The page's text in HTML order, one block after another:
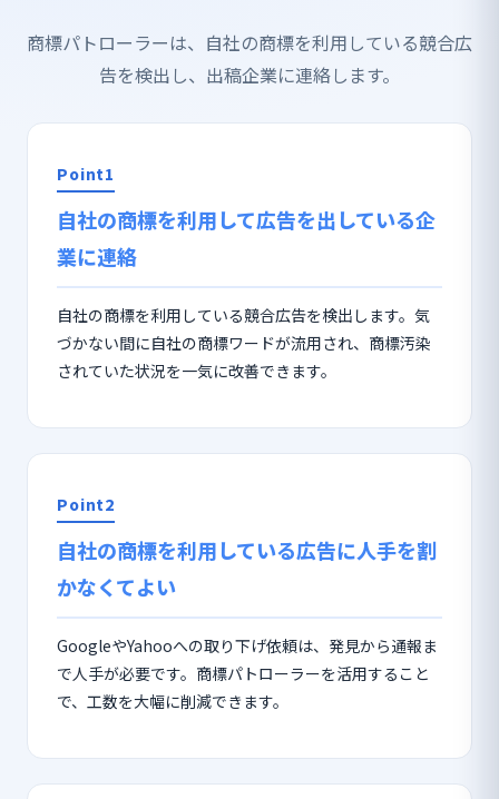
商標パトローラーは、自社の商標を利用している競合広
告を検出し、出稿企業に連絡します。
Point1
自社の商標を利用して広告を出している企
業に連絡
自社の商標を利用している競合広告を検出します。気
づかない間に自社の商標ワードが流用され、商標汚染
されていた状況を一気に改善できます。
Point2
自社の商標を利用している広告に人手を割
かなくてよい
GoogleやYahooへの取り下げ依頼は、発見から通報ま
で人手が必要です。商標パトローラーを活用すること
で、工数を大幅に削減できます。